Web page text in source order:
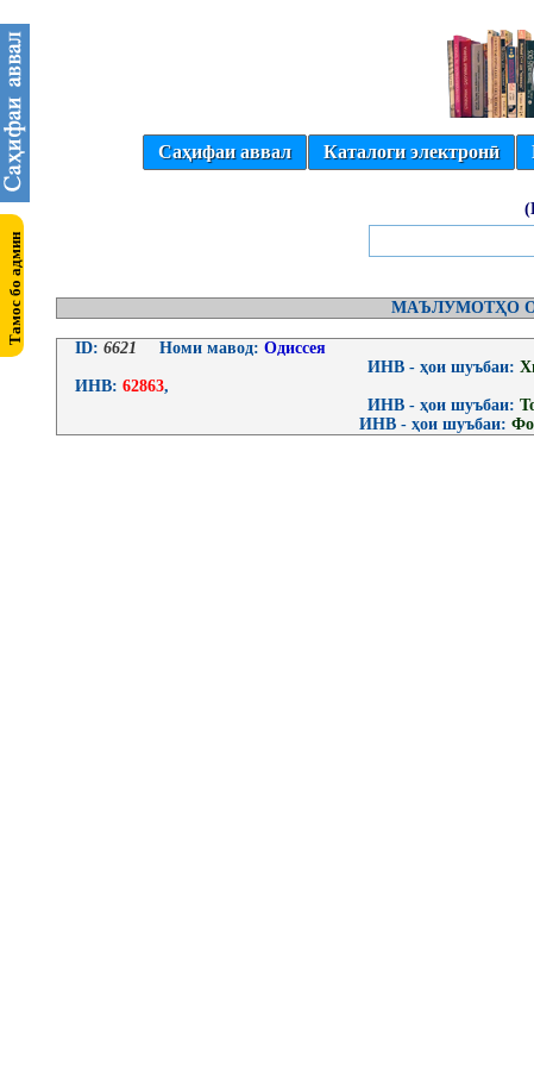
Саҳифаи аввал Каталоги электронӣ
МАЪЛУМОТҲО
ID: 6621 Номи мавод: Одиссея
ИНВ - ҳои шуъбаи:
ИНВ: 62863,
ИНВ - ҳои шуъбаи:
ИНВ - ҳои шуъбаи: